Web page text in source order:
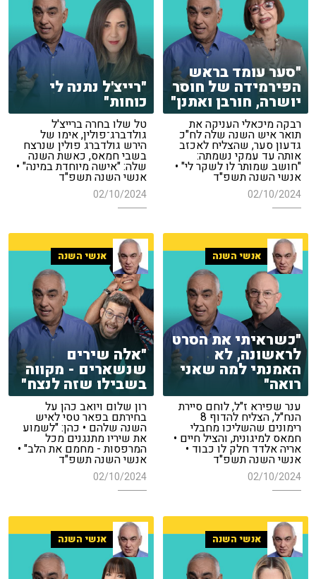
"סער עומד בראש
הפירמידה של חוסר
יושרה, חורבן ואתנן"
רבקה מיכאלי העניקה את
תואר איש השנה שלה לח"כ
גדעון סער, שהצליח לאכזב
אותה עד עמקי נשמתה:
"חושב שמותר לו לשקר לי" •
אנשי השנה תשפ"ד
02/10/2024
"רייצ'ל נתנה לי
כוחות"
טל שלו בחרה ברייצ'ל
גולדברג־פולין, אימו של
הירש גולדברג פולין שנרצח
בשבי חמאס, כאשת השנה
שלה: "אישה מיוחדת במינה" •
אנשי השנה תשפ"ד
02/10/2024
אנשי השנה
"כשראיתי את הסרט
לראשונה, לא
האמנתי למה שאני
רואה"
ענר שפירא ז"ל, לוחם סיירת
הנח"ל, הצליח להדוף 8
רימונים שהשליכו מחבלי
חמאס למיגונית, והציל חיים •
אריה אלדד חלק לו כבוד •
אנשי השנה תשפ"ד
02/10/2024
אנשי השנה
"אלה שירים
שנשארים - מקווה
בשבילו שזה לנצח"
רון שלום ויואב כהן על
בחירתם בפאר טסי לאיש
השנה שלהם • כהן: "לשמוע
את שיריו מתנגנים מכל
המרפסות - מחמם את הלב" •
אנשי השנה תשפ"ד
02/10/2024
אנשי השנה אנשי השנה